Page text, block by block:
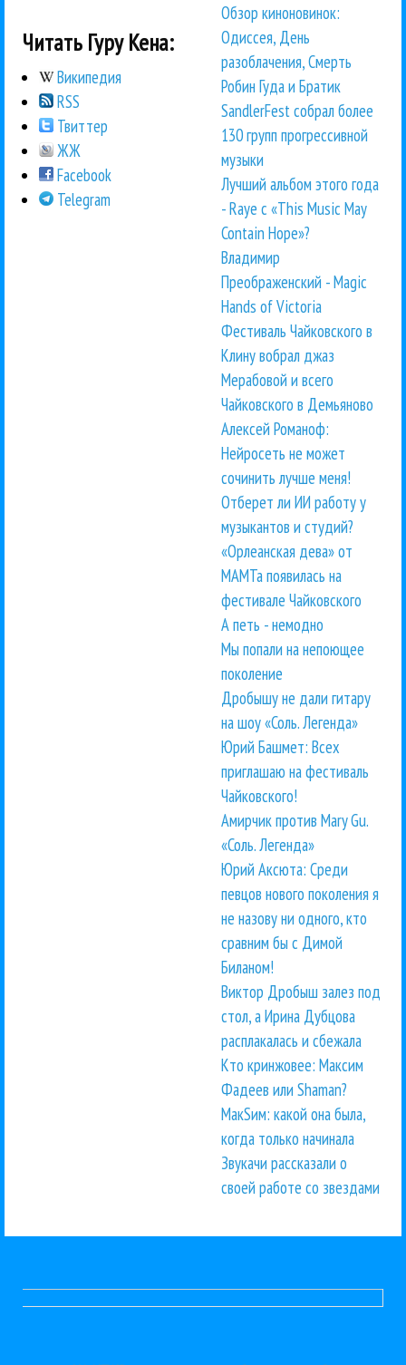
Читать Гуру Кена:
Википедия
RSS
Твиттер
ЖЖ
Facebook
Telegram
Обзор киноновинок:
Одиссея, День
разоблачения, Смерть
Робин Гуда и Братик
SandlerFest собрал более
130 групп прогрессивной
музыки
Лучший альбом этого года
- Raye с «This Music May
Contain Hope»?
Владимир
Преображенский - Magic
Hands of Victoria
Фестиваль Чайковского в
Клину вобрал джаз
Мерабовой и всего
Чайковского в Демьяново
Алексей Романоф:
Нейросеть не может
сочинить лучше меня!
Отберет ли ИИ работу у
музыкантов и студий?
«Орлеанская дева» от
МАМТа появилась на
фестивале Чайковского
А петь - немодно
Мы попали на непоющее
поколение
Дробышу не дали гитару
на шоу «Соль. Легенда»
Юрий Башмет: Всех
приглашаю на фестиваль
Чайковского!
Амирчик против Mary Gu.
«Соль. Легенда»
Юрий Аксюта: Среди
певцов нового поколения я
не назову ни одного, кто
сравним бы с Димой
Биланом!
Виктор Дробыш залез под
стол, а Ирина Дубцова
расплакалась и сбежала
Кто кринжовее: Максим
Фадеев или Shaman?
МакSим: какой она была,
когда только начинала
Звукачи рассказали о
своей работе со звездами